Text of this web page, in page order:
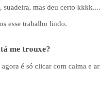
mas deu certo kkkk....
esse trabalho lindo.
me trouxe?
é só clicar com calma e